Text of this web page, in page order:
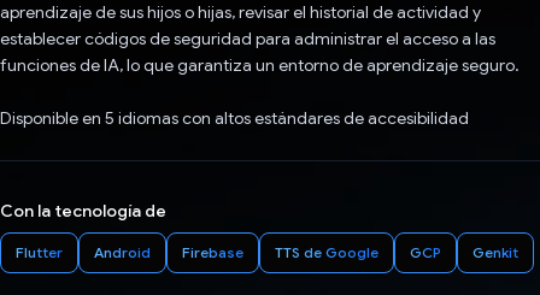
aprendizaje de sus hijos o hijas, revisar el historial de actividad y
establecer códigos de seguridad para administrar el acceso a las
funciones de IA, lo que garantiza un entorno de aprendizaje seguro.
Disponible en 5 idiomas con altos estándares de accesibilidad
Con la tecnología de
Flutter Android Firebase TTS de Google GCP Genkit